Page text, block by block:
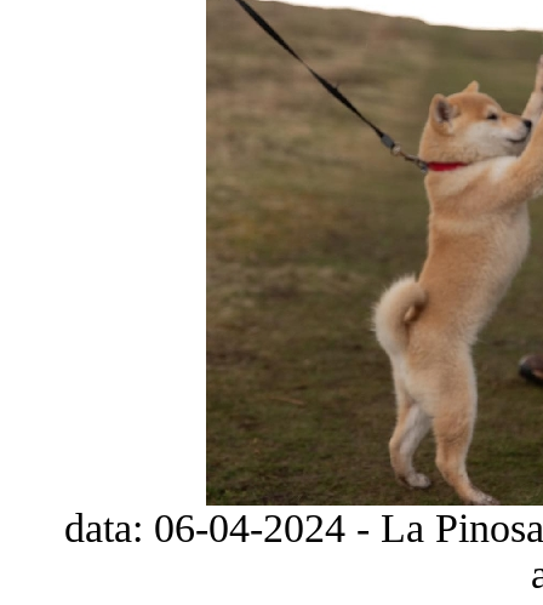
data: 06-04-2024 - La